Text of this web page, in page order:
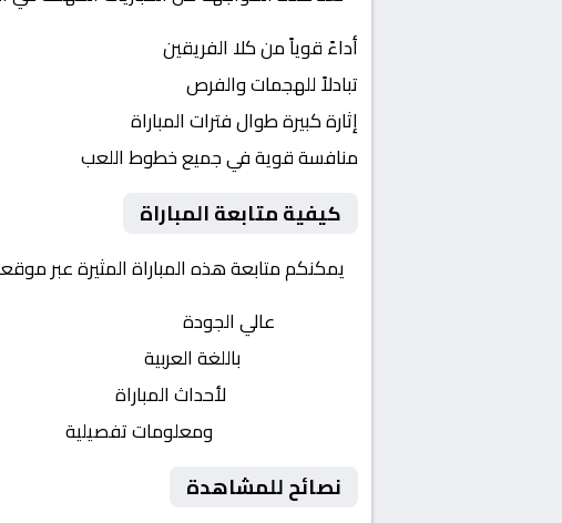
أداءً قوياً من كلا الفريقين
تبادلاً للهجمات والفرص
إثارة كبيرة طوال فترات المباراة
منافسة قوية في جميع خطوط اللعب
كيفية متابعة المباراة
يمكنكم متابعة هذه المباراة المثيرة عبر
عالي الجودة
باللغة العربية
لأحداث المباراة
ومعلومات تفصيلية
نصائح للمشاهدة